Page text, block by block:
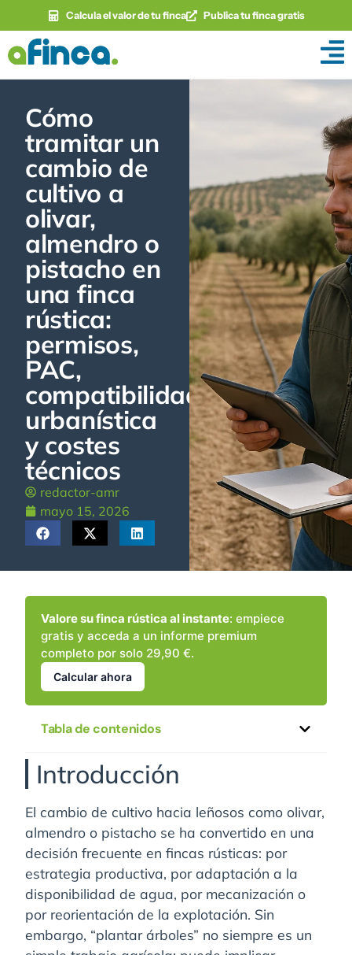
Calcula el valor de tu finca Publica tu finca gratis
Cómo
tramitar un
cambio de
cultivo a
olivar,
almendro o
pistacho en
una finca
rústica:
permisos,
PAC,
compatibilidad
urbanística
y costes
técnicos
redactor-amr
mayo 15, 2026
Valore su finca rústica al instante: empiece
gratis y acceda a un informe premium
completo por solo 29,90 €.
Calcular ahora
Tabla de contenidos
Introducción
El cambio de cultivo hacia leñosos como olivar,
almendro o pistacho se ha convertido en una
decisión frecuente en fincas rústicas: por
estrategia productiva, por adaptación a la
disponibilidad de agua, por mecanización o
por reorientación de la explotación. Sin
embargo, “plantar árboles” no siempre es un